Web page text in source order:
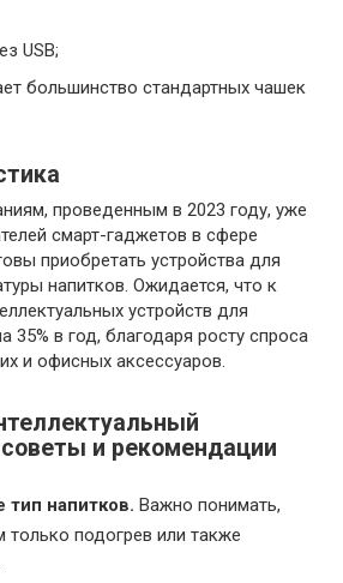
USB;
большинство стандартных чашек
проведенным в 2023 году, уже
смарт-гаджетов в сфере
приобретать устройства для
напитков. Ожидается, что к
устройств для
35% в год, благодаря росту спроса
и офисных аксессуаров.
и рекомендации
тип напитков. Важно понимать,
только подогрев или также